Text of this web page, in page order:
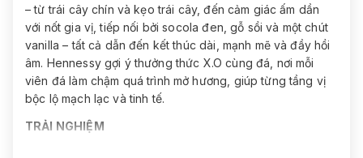
– từ trái cây chín và kẹo trái cây, đến cảm giác ấm dần
với nốt gia vị, tiếp nối bởi socola đen, gỗ sồi và một chút
vanilla – tất cả dẫn đến kết thúc dài, mạnh mẽ và đầy hồi
âm. Hennessy gợi ý thưởng thức X.O cùng đá, nơi mỗi
viên đá làm chậm quá trình mở hương, giúp từng tầng vị
bộc lộ mạch lạc và tinh tế.
TRẢI NGHIỆM